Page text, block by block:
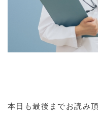
本日も最後までお読み